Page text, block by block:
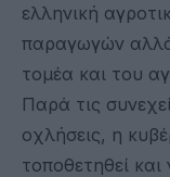
ελληνική
παραγωγών
τομέα και του
Παρά τις
οχλήσεις, η
τοποθετηθεί